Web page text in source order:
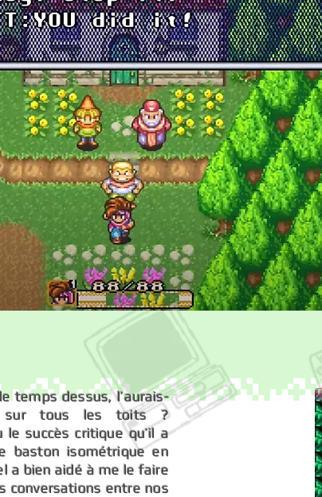
temps dessus, l’aurais-
sur tous les toits ?
le succès critique qu’il a
baston isométrique en
a bien aidé à me le faire
conversations entre nos